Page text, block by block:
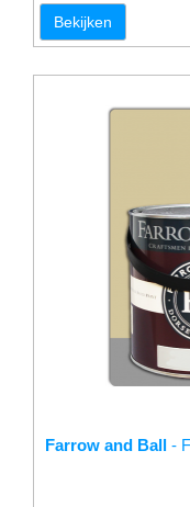
Bekijken
Farrow and Ball-